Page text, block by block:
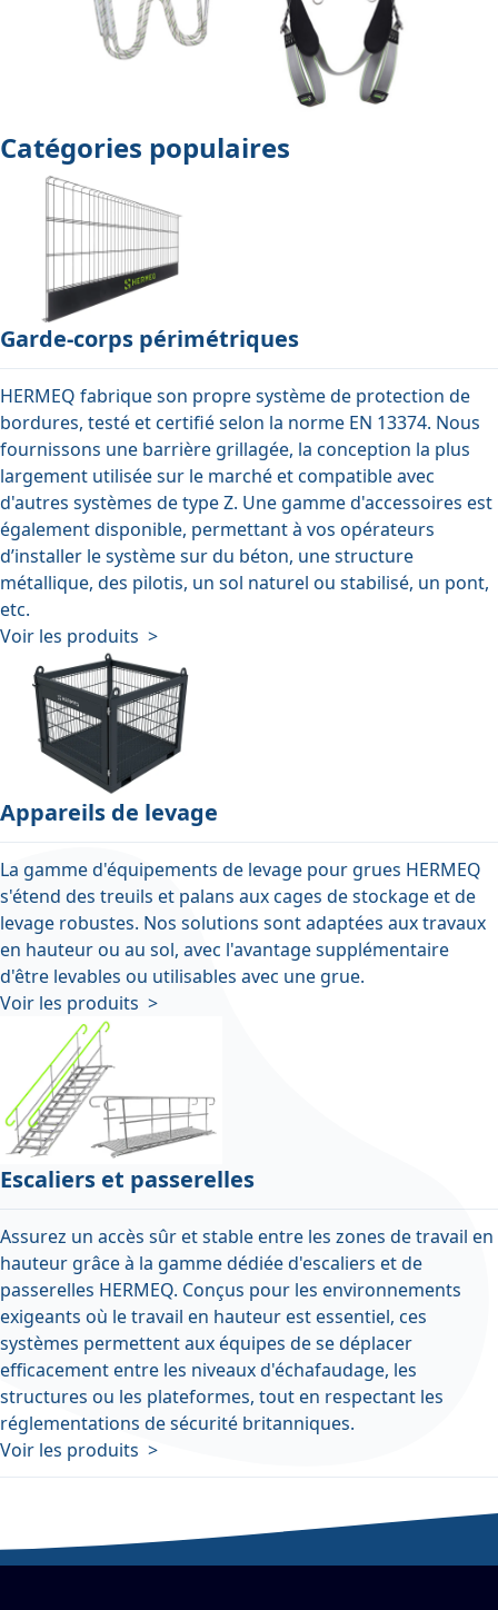
Catégories populaires
Garde-corps périmétriques
HERMEQ fabrique son propre système de protection de
bordures, testé et certifié selon la norme EN 13374. Nous
fournissons une barrière grillagée, la conception la plus
largement utilisée sur le marché et compatible avec
d'autres systèmes de type Z. Une gamme d'accessoires est
également disponible, permettant à vos opérateurs
d’installer le système sur du béton, une structure
métallique, des pilotis, un sol naturel ou stabilisé, un pont,
etc.
Voir les produits >
Appareils de levage
La gamme d'équipements de levage pour grues HERMEQ
s'étend des treuils et palans aux cages de stockage et de
levage robustes. Nos solutions sont adaptées aux travaux
en hauteur ou au sol, avec l'avantage supplémentaire
d'être levables ou utilisables avec une grue.
Voir les produits >
Escaliers et passerelles
Assurez un accès sûr et stable entre les zones de travail en
hauteur grâce à la gamme dédiée d'escaliers et de
passerelles HERMEQ. Conçus pour les environnements
exigeants où le travail en hauteur est essentiel, ces
systèmes permettent aux équipes de se déplacer
efficacement entre les niveaux d'échafaudage, les
structures ou les plateformes, tout en respectant les
réglementations de sécurité britanniques.
Voir les produits >